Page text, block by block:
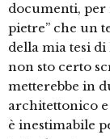
documenti,
pietre” che un
della mia tesi
non sto certo
metterebbe in
architettonico e
è inestimabile